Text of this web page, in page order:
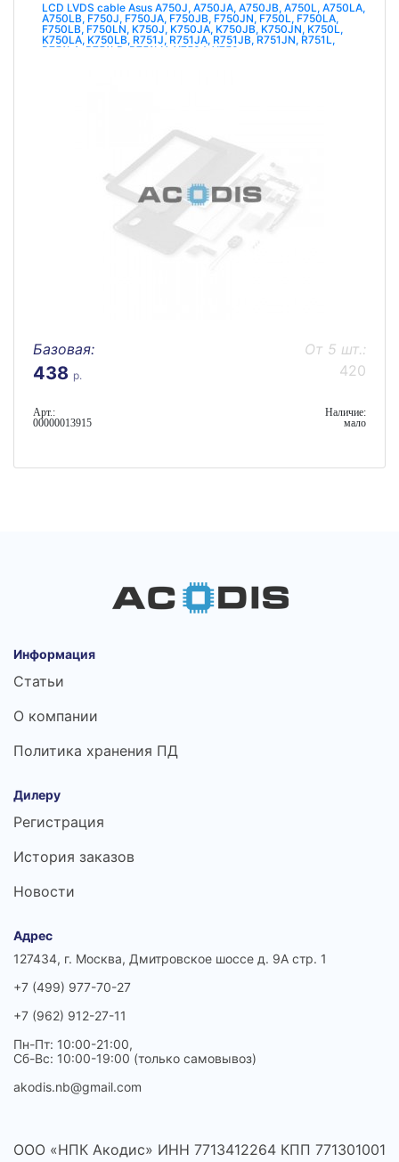
LCD LVDS cable Asus A750J, A750JA, A750JB, A750L, A750LA,
A750LB, F750J, F750JA, F750JB, F750JN, F750L, F750LA,
F750LB, F750LN, K750J, K750JA, K750JB, K750JN, K750L,
K750LA, K750LB, R751J, R751JA, R751JB, R751JN, R751L,
R751LA, R751LB, R751LN, X750J, X750
Базовая:
438 р.
От 5 шт.:
420
Арт.:
00000013915
Наличие:
мало
Информация
Статьи
О компании
Политика хранения ПД
Дилеру
Регистрация
История заказов
Новости
Адрес
127434, г. Москва, Дмитровское шоссе д. 9А стр. 1
+7 (499) 977-70-27
+7 (962) 912-27-11
Пн-Пт: 10:00-21:00,
Сб-Вс: 10:00-19:00 (только самовывоз)
akodis.nb@gmail.com
ООО «НПК Акодис» ИНН 7713412264 КПП 771301001